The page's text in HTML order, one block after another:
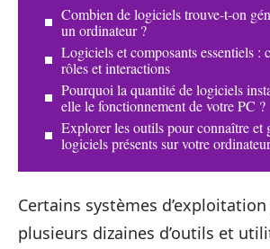
Combien de logiciels trouve-t-on
un ordinateur ?
Logiciels et composants essentiels :
rôles et interactions
Pourquoi la quantité de logiciels
elle le fonctionnement de votre PC ?
Explorer les outils pour connaître et
logiciels présents sur votre ordinateur
Certains systèmes
plusieurs dizaines d’outils et